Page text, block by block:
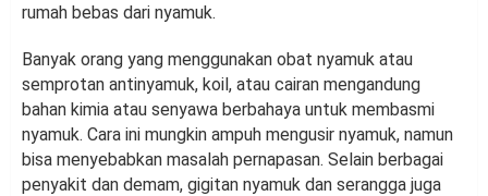
rumah bebas dari nyamuk.
Banyak orang yang menggunakan obat nyamuk atau
semprotan antinyamuk, koil, atau cairan mengandung
bahan kimia atau senyawa berbahaya untuk membasmi
nyamuk. Cara ini mungkin ampuh mengusir nyamuk, namun
bisa menyebabkan masalah pernapasan. Selain berbagai
penyakit dan demam, gigitan nyamuk dan serangga juga